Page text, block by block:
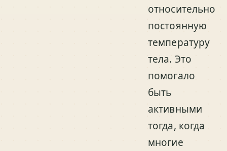
относительно
постоянную
температуру
тела. Это
помогало
быть
активными
тогда, когда
многие